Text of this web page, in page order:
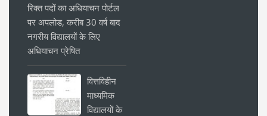
रिक्त पदों का अधियाचन पोर्टल
पर अपलोड, करीब 30 वर्ष बाद
नगरीय विद्यालयों के लिए
अधियाचन प्रेषित
वित्तविहीन
माध्यमिक
विद्यालयों के